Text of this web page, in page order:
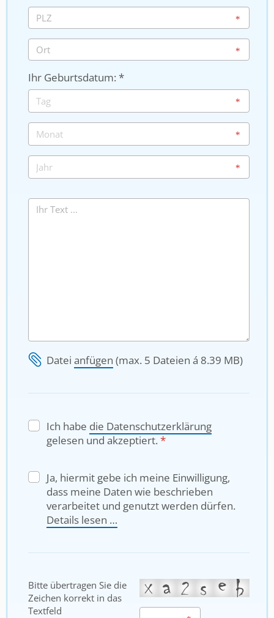
Ihr Geburtsdatum: *
Datei anfügen (max. 5 Dateien á 8.39 MB)
Ich habe die Datenschutzerklärung
gelesen und akzeptiert. *
Ja, hiermit gebe ich meine Einwilligung,
dass meine Daten wie beschrieben
verarbeitet und genutzt werden dürfen.
Details lesen …
Bitte übertragen Sie die
Zeichen korrekt in das
Textfeld